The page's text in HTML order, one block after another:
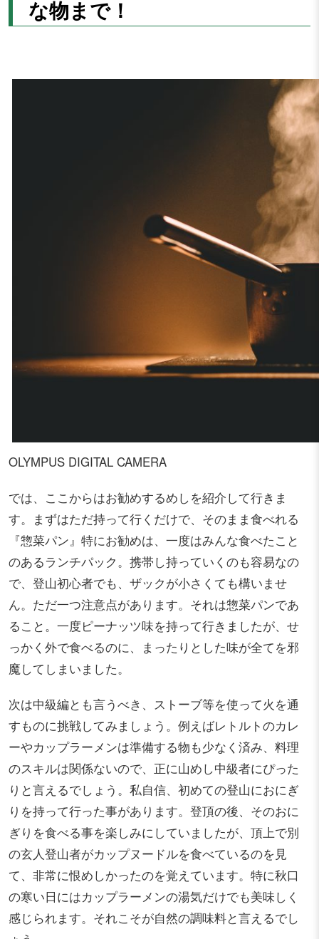
な物まで！
OLYMPUS DIGITAL CAMERA
では、ここからはお勧めするめしを紹介して行きま
す。まずはただ持って行くだけで、そのまま食べれる
『惣菜パン』特にお勧めは、一度はみんな食べたこと
のあるランチパック。携帯し持っていくのも容易なの
で、登山初心者でも、ザックが小さくても構いませ
ん。ただ一つ注意点があります。それは惣菜パンであ
ること。一度ピーナッツ味を持って行きましたが、せ
っかく外で食べるのに、まったりとした味が全てを邪
魔してしまいました。
次は中級編とも言うべき、ストーブ等を使って火を通
すものに挑戦してみましょう。例えばレトルトのカレ
ーやカップラーメンは準備する物も少なく済み、料理
のスキルは関係ないので、正に山めし中級者にぴった
りと言えるでしょう。私自信、初めての登山におにぎ
りを持って行った事があります。登頂の後、そのおに
ぎりを食べる事を楽しみにしていましたが、頂上で別
の玄人登山者がカップヌードルを食べているのを見
て、非常に恨めしかったのを覚えています。特に秋口
の寒い日にはカップラーメンの湯気だけでも美味しく
感じられます。それこそが自然の調味料と言えるでし